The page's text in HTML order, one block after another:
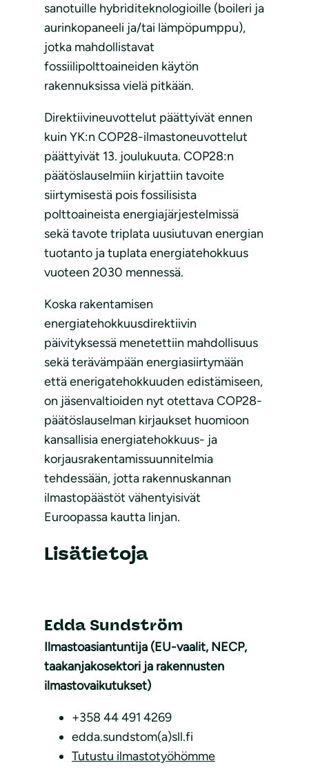
sanotuille hybriditeknologioille (boileri ja
aurinkopaneeli ja/tai lämpöpumppu),
jotka mahdollistavat
fossiilipolttoaineiden käytön
rakennuksissa vielä pitkään.
Direktiivineuvottelut päättyivät ennen
kuin YK:n COP28-ilmastoneuvottelut
päättyivät 13. joulukuuta. COP28:n
päätöslauselmiin kirjattiin tavoite
siirtymisestä pois fossilisista
polttoaineista energiajärjestelmissä
sekä tavote triplata uusiutuvan energian
tuotanto ja tuplata energiatehokkuus
vuoteen 2030 mennessä.
Koska rakentamisen
energiatehokkuusdirektiivin
päivityksessä menetettiin mahdollisuus
sekä terävämpään energiasiirtymään
että enerigatehokkuuden edistämiseen,
on jäsenvaltioiden nyt otettava COP28-
päätöslauselman kirjaukset huomioon
kansallisia energiatehokkuus- ja
korjausrakentamissuunnitelmia
tehdessään, jotta rakennuskannan
ilmastopäästöt vähentyisivät
Euroopassa kautta linjan.
Lisätietoja
Ilmastoasiantuntija (EU-vaalit, NECP,
taakanjakosektori ja rakennusten
ilmastovaikutukset)
Edda Sundström
+358 44 491 4269
edda.sundstom(a)sll.fi
Tutustu ilmastotyöhömme